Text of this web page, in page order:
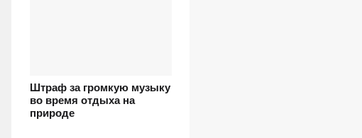
Штраф за громкую музыку
во время отдыха на
природе